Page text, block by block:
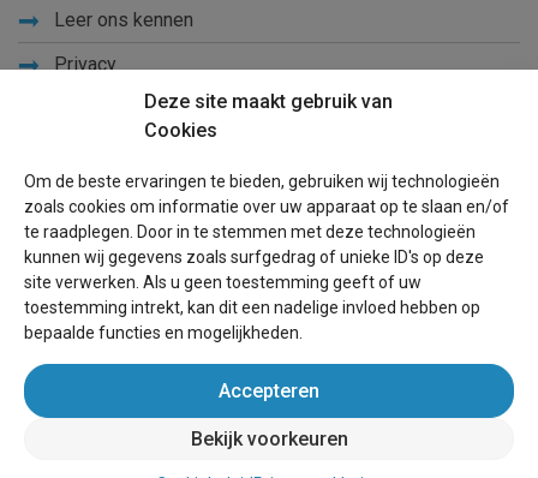
Deze site maakt gebruik van
Cookies
Om de beste ervaringen te bieden, gebruiken wij technologieën
zoals cookies om informatie over uw apparaat op te slaan en/of
te raadplegen. Door in te stemmen met deze technologieën
kunnen wij gegevens zoals surfgedrag of unieke ID's op deze
site verwerken. Als u geen toestemming geeft of uw
toestemming intrekt, kan dit een nadelige invloed hebben op
bepaalde functies en mogelijkheden.
Accepteren
Bekijk voorkeuren
Leer ons kennen
Privacy
Blog
Voor eigenaren
Een advertentie plaatsen
Succesvol verhuren vakantiewoning
wereldvakantiehuis.be(vakantiehuizen wereldwijd)